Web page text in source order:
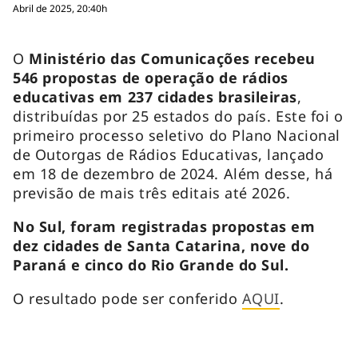
Abril de 2025, 20:40h
O Ministério das Comunicações recebeu
546 propostas de operação de rádios
educativas em 237 cidades brasileiras,
distribuídas por 25 estados do país. Este foi o
primeiro processo seletivo do Plano Nacional
de Outorgas de Rádios Educativas, lançado
em 18 de dezembro de 2024. Além desse, há
previsão de mais três editais até 2026.
No Sul, foram registradas propostas em
dez cidades de Santa Catarina, nove do
Paraná e cinco do Rio Grande do Sul.
O resultado pode ser conferido AQUI.